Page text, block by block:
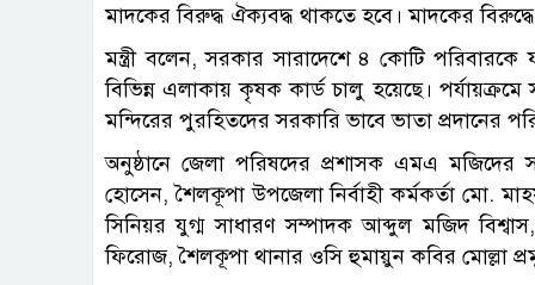
মাদকের বিরুদ্ধ ঐক্যবদ্ধ থাকতে হবে। মাদকের
মন্ত্রী বলেন, সরকার সারাদেশে ৪ কোটি পরিবারকে
বিভিন্ন এলাকায় কৃষক কার্ড চালু হয়েছে।
মন্দিরের পুরহিতদের সরকারি ভাবে ভাতা প্রদানের
অনুষ্ঠানে জেলা পরিষদের প্রশাসক এমএ মজিদের
হোসেন, শৈলকূপা উপজেলা নির্বাহী কর্মকর্তা মো.
সিনিয়র যুগ্ম সাধারণ সম্পাদক আব্দুল মজিদ
ফিরোজ, শৈলকূপা থানার ওসি হুমায়ুন কবির মোল্লা